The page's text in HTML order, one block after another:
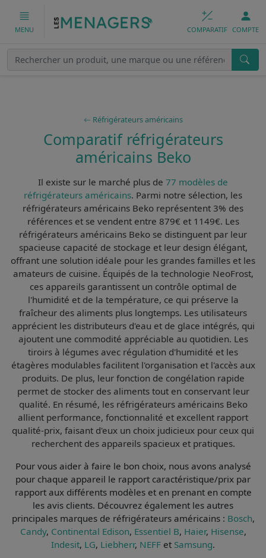
MENU COMPARATIF COMPTE
Réfrigérateurs américains
Comparatif réfrigérateurs
américains Beko
Il existe sur le marché plus de 77 modèles de
réfrigérateurs américains. Parmi notre sélection, les
réfrigérateurs américains Beko représentent 3% des
références et se vendent entre 879€ et 1149€. Les
réfrigérateurs américains Beko se distinguent par leur
spacieuse capacité de stockage et leur design élégant,
offrant une solution idéale pour les grandes familles et les
amateurs de cuisine. Équipés de la technologie NeoFrost,
ces appareils garantissent un contrôle optimal de
l'humidité et de la température, ce qui préserve la
fraîcheur des aliments plus longtemps. Les utilisateurs
apprécient les distributeurs d'eau et de glace intégrés, qui
ajoutent une commodité appréciable au quotidien. Les
tiroirs à légumes avec régulation d'humidité et les
étagères modulables facilitent l'organisation et l'accès aux
produits. De plus, leur fonction de congélation rapide
permet de stocker des aliments tout en conservant leur
qualité. En résumé, les réfrigérateurs américains Beko
allient performance, fonctionnalité et excellent rapport
qualité-prix, faisant d'eux un choix judicieux pour ceux qui
recherchent des appareils spacieux et pratiques.
Pour vous aider à faire le bon choix, nous avons analysé
pour chaque appareil le rapport caractéristique/prix par
rapport aux différents modèles et en prenant en compte
les avis clients. Découvrez également les autres
principales marques de réfrigérateurs américains : Bosch,
Candy, Continental Edison, Essentiel B, Haier, Hisense,
Indesit, LG, Liebherr, NEFF et Samsung.